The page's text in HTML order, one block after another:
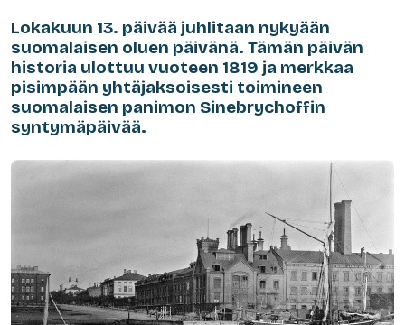
Lokakuun 13. päivää juhlitaan nykyään
suomalaisen oluen päivänä. Tämän päivän
historia ulottuu vuoteen 1819 ja merkkaa
pisimpään yhtäjaksoisesti toimineen
suomalaisen panimon Sinebrychoffin
syntymäpäivää.